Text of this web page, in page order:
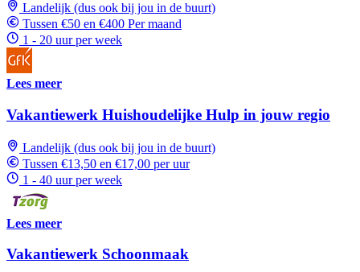
Landelijk (dus ook bij jou in de buurt)
Tussen €50 en €400 Per maand
1 - 20 uur per week
Lees meer
Vakantiewerk Huishoudelijke Hulp in jouw regio
Landelijk (dus ook bij jou in de buurt)
Tussen €13,50 en €17,00 per uur
1 - 40 uur per week
Lees meer
Vakantiewerk Schoonmaak